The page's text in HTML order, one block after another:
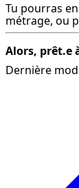
Tu pourras
métrage, ou
Alors, prêt.e
Dernière